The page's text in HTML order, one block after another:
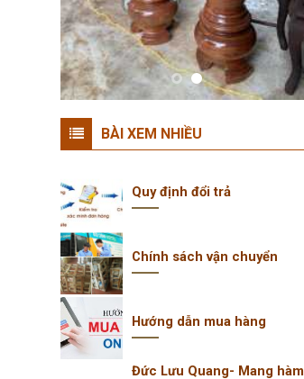
BÀI XEM NHIỀU
Quy định đổi trả
Chính sách vận chuyển
Hướng dẫn mua hàng
Đức Lưu Quang- Mang hàm